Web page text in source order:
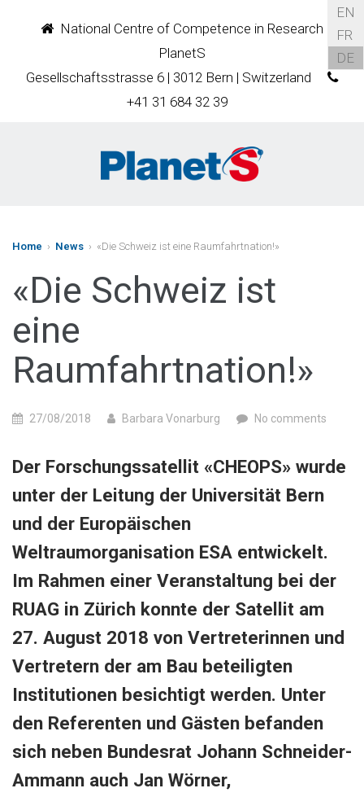
National Centre of Competence in Research
PlanetS
Gesellschaftsstrasse 6 | 3012 Bern | Switzerland
+41 31 684 32 39
EN
FR
DE
Home › News › «Die Schweiz ist eine Raumfahrtnation!»
«Die Schweiz ist
eine
Raumfahrtnation!»
27/08/2018 Barbara Vonarburg No comments
Der Forschungssatellit «CHEOPS» wurde
unter der Leitung der Universität Bern
und der Europäischen
Weltraumorganisation ESA entwickelt.
Im Rahmen einer Veranstaltung bei der
RUAG in Zürich konnte der Satellit am
27. August 2018 von Vertreterinnen und
Vertretern der am Bau beteiligten
Institutionen besichtigt werden. Unter
den Referenten und Gästen befanden
sich neben Bundesrat Johann Schneider-
Ammann auch Jan Wörner,